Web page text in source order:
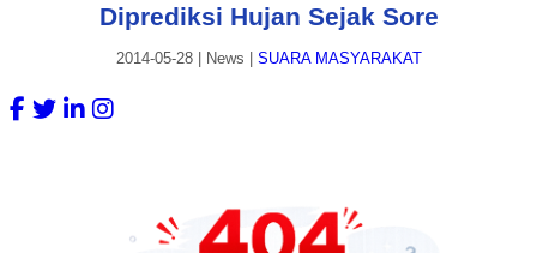
Diprediksi Hujan Sejak Sore
2014-05-28| News SUARA MASYARAKAT